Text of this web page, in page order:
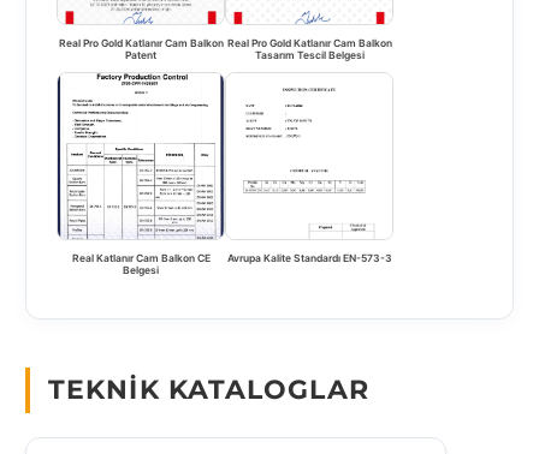
Real Pro Gold Katlanır Cam Balkon
Patent
Real Pro Gold Katlanır Cam Balkon
Tasarım Tescil Belgesi
Real Katlanır Cam Balkon CE
Belgesi
Avrupa Kalite Standardı EN-573-3
TEKNIK KATALOGLAR